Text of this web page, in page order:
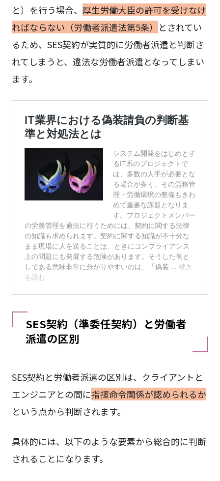
と）を行う場合、 厚生労働大臣の許可を受けなけ
ればならない（労働者派遣法第5条） とされてい
るため、SES契約が実質的に労働者派遣と判断さ
れてしまうと、違法な労働者派遣となってしまい
ます。
SES契約（準委任契約）と労働者
派遣の区別
SES契約と労働者派遣の区別は、クライアントと
エンジニアとの間に指揮命令関係が認められるか
という点から判断されます。
具体的には、以下のような要素から総合的に判断
されることになります。